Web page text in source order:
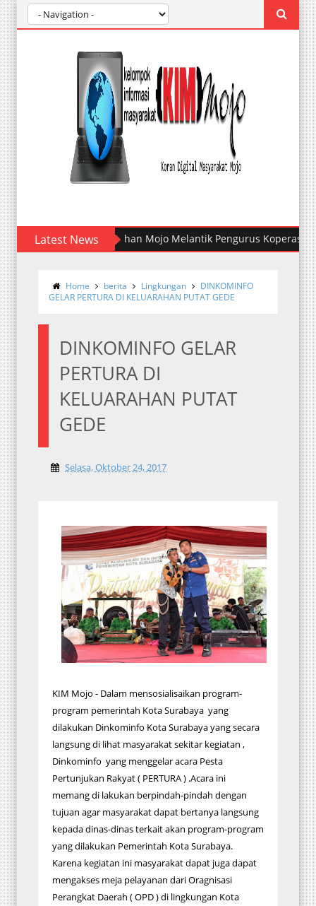
Latest News
Kelurahan Mojo Melantik Pengurus Koperasi Merah
Home berita Lingkungan
DINKOMINFO
GELAR PERTURA DI KELUARAHAN PUTAT GEDE
DINKOMINFO GELAR
PERTURA DI
KELUARAHAN PUTAT
GEDE
Selasa, Oktober 24, 2017
KIM Mojo - Dalam mensosialisaikan program-
program pemerintah Kota Surabaya yang
dilakukan Dinkominfo Kota Surabaya yang secara
langsung di lihat masyarakat sekitar kegiatan ,
Dinkominfo yang menggelar acara Pesta
Pertunjukan Rakyat ( PERTURA ) .Acara ini
memang di lakukan berpindah-pindah dengan
tujuan agar masyarakat dapat bertanya langsung
kepada dinas-dinas terkait akan program-program
yang dilakukan Pemerintah Kota Surabaya.
Karena kegiatan ini masyarakat dapat juga dapat
mengakses meja pelayanan dari Oragnisasi
Perangkat Daerah ( OPD ) di lingkungan Kota